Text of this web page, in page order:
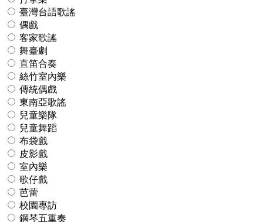
臺灣台語歌謠
偶戲
客家歌謠
舞臺劇
直笛合奏
絲竹室內樂
傳統偶戲
東南亞歌謠
兒童樂隊
兒童舞蹈
布袋戲
皮影戲
室內樂
歌仔戲
芭蕾
校園專訪
鋼琴五重奏